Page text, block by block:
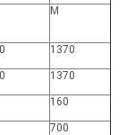
M
1370
1370
160
700